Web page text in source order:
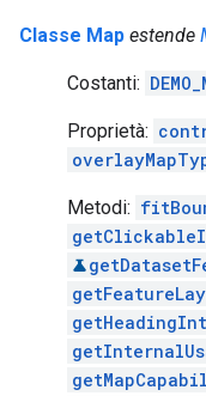
Classe Map estende
Costanti:
Proprietà:
Metodi: